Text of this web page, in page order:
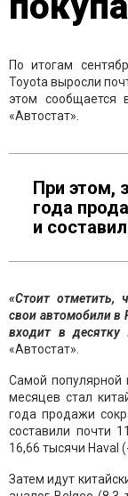
По итогам
Toyota выросли
этом сообщается
«Автостат».
При этом,
года
и
«Стоит отметить,
свои автомобили в
входит в
«Автостат».
Самой популярной
месяцев стал
года продажи
составили почти
16,66 тысячи Haval
Затем идут